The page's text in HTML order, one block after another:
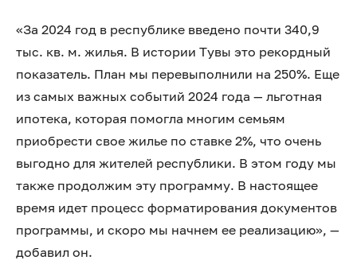
«За 2024 год в республике введено почти 340,9
тыс. кв. м. жилья. В истории Тувы это рекордный
показатель. План мы перевыполнили на 250%. Еще
из самых важных событий 2024 года — льготная
ипотека, которая помогла многим семьям
приобрести свое жилье по ставке 2%, что очень
выгодно для жителей республики. В этом году мы
также продолжим эту программу. В настоящее
время идет процесс форматирования документов
программы, и скоро мы начнем ее реализацию», —
добавил он.